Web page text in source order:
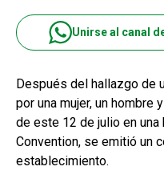
Unirse al canal
Después del hallazgo de
por una mujer, un hombre
de este 12 de julio en
Convention, se emitió un
establecimiento.